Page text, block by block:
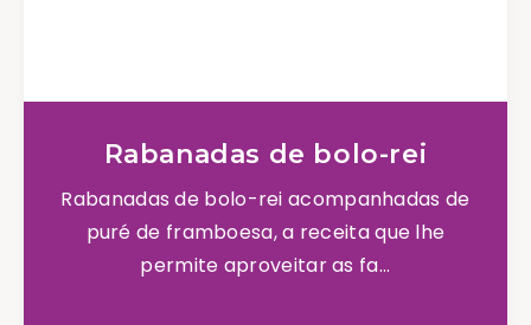
Rabanadas de bolo-rei
Rabanadas de bolo-rei acompanhadas de
puré de framboesa, a receita que lhe
permite aproveitar as fa...